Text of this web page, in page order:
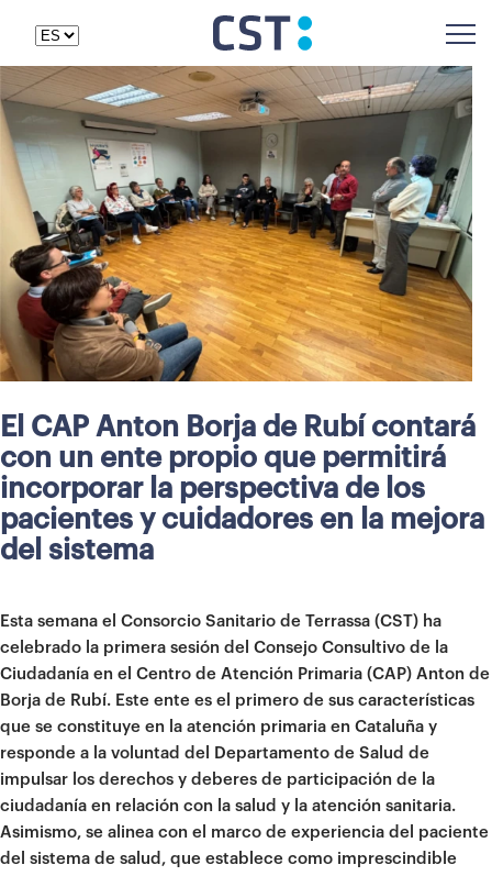
El CAP Anton Borja de Rubí contará
con un ente propio que permitirá
incorporar la perspectiva de los
pacientes y cuidadores en la mejora
del sistema
Esta semana el Consorcio Sanitario de Terrassa (CST) ha
celebrado la primera sesión del Consejo Consultivo de la
Ciudadanía en el Centro de Atención Primaria (CAP) Anton de
Borja de Rubí. Este ente es el primero de sus características
que se constituye en la atención primaria en Cataluña y
responde a la voluntad del Departamento de Salud de
impulsar los derechos y deberes de participación de la
ciudadanía en relación con la salud y la atención sanitaria.
Asimismo, se alinea con el marco de experiencia del paciente
del sistema de salud, que establece como imprescindible